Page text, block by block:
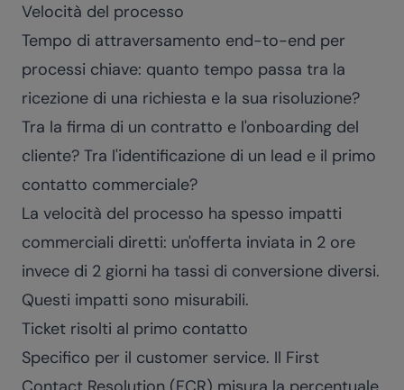
Velocità del processo
Tempo di attraversamento end-to-end per
processi chiave: quanto tempo passa tra la
ricezione di una richiesta e la sua risoluzione?
Tra la firma di un contratto e l'onboarding del
cliente? Tra l'identificazione di un lead e il primo
contatto commerciale?
La velocità del processo ha spesso impatti
commerciali diretti: un'offerta inviata in 2 ore
invece di 2 giorni ha tassi di conversione diversi.
Questi impatti sono misurabili.
Ticket risolti al primo contatto
Specifico per il customer service. Il First